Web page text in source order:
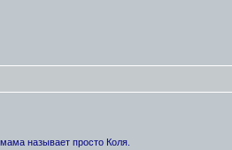
называет просто Коля.